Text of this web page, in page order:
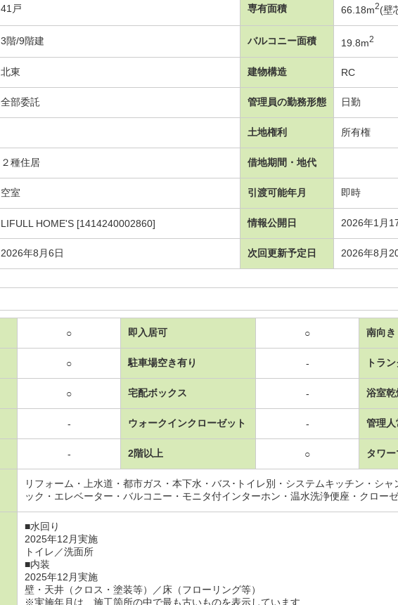
41戸 専有面積 66.18m2(壁
3階/9階建 バルコニー面積 19.8m2
北東 建物構造 RC
全部委託 管理員の勤務形態 日勤
土地権利 所有権
２種住居 借地期間・地代
空室 引渡可能年月 即時
LIFULL HOME'S [1414240002860] 情報公開日 2026年1月
2026年8月6日 次回更新予定日 2026年8月
○ 即入居可 ○ 南向き
○ 駐車場空き有り - トラ
○ 宅配ボックス - 浴室乾
- ウォークインクローゼット - 管理人
- 2階以上 ○ タワ
リフォーム・上水道・都市ガス・本下水・バス･トイレ別・システムキッチン・シ
ック・エレベーター・バルコニー・モニタ付インターホン・温水洗浄便座・クロー
■水回り
2025年12月実施
トイレ／洗面所
■内装
2025年12月実施
壁・天井（クロス・塗装等）／床（フローリング等）
※実施年月は、施工箇所の中で最も古いものを表示しています